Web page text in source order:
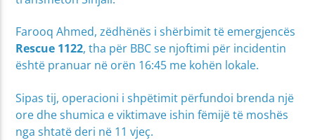
Farooq Ahmed, zëdhënës i shërbimit të emergjencës
Rescue 1122, tha për BBC se njoftimi për incidentin
është pranuar në orën 16:45 me kohën lokale.
Sipas tij, operacioni i shpëtimit përfundoi brenda një
ore dhe shumica e viktimave ishin fëmijë të moshës
nga shtatë deri në 11 vjeç.